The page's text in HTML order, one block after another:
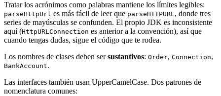
Tratar los acrónimos como palabras mantiene los límites legibles:
parseHttpUrl es más fácil de leer que parseHTTPURL, donde tres
series de mayúsculas se confunden. El propio JDK es inconsistente
aquí (HttpURLConnection es anterior a la convención), así que
cuando tengas dudas, sigue el código que te rodea.
Los nombres de clases deben sersustantivos: Order, Connection,
BankAccount.
Las interfaces también usan UpperCamelCase. Dos patrones de
nomenclatura comunes: